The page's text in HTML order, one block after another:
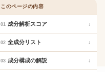
このページの内容
01 成分解析スコア ↓
02 全成分リスト ↓
03 成分構成の解説 ↓